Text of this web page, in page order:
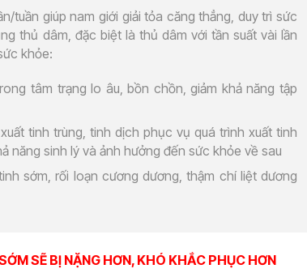
tuần giúp nam giới giải tỏa căng thẳng, duy trì sức
thủ dâm, đặc biệt là thủ dâm với tần suất vài lần
khỏe:
tâm trạng lo âu, bồn chồn, giảm khả năng tập
tinh trùng, tinh dịch phục vụ quá trình xuất tinh
năng sinh lý và ảnh hưởng đến sức khỏe về sau
sớm, rối loạn cương dương, thậm chí liệt dương
SẼ BỊ NẶNG HƠN, KHÓ KHẮC PHỤC HƠN